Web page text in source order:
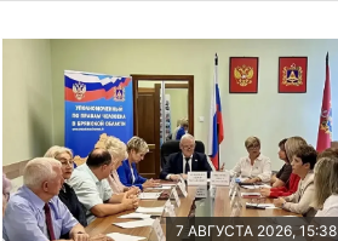
7 АВГУСТА 2026, 15:38